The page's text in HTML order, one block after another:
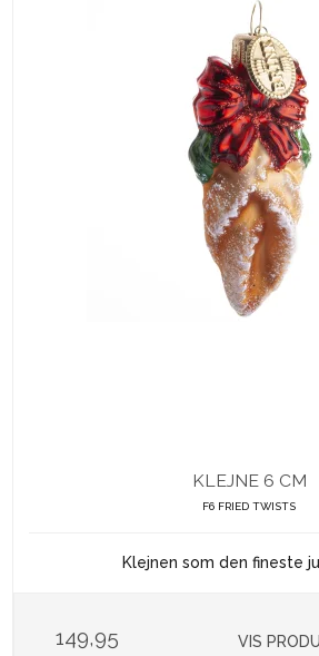
KLEJNE 6 CM
F6 FRIED TWISTS
Klejnen som den fineste
149,95
VIS